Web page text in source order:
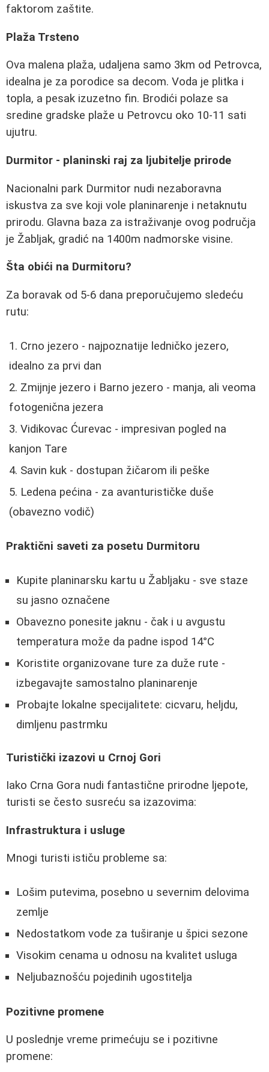
faktorom zaštite.
Plaža Trsteno
Ova malena plaža, udaljena samo 3km od Petrovca,
idealna je za porodice sa decom. Voda je plitka i
topla, a pesak izuzetno fin. Brodići polaze sa
sredine gradske plaže u Petrovcu oko 10-11 sati
ujutru.
Durmitor - planinski raj za ljubitelje prirode
Nacionalni park Durmitor nudi nezaboravna
iskustva za sve koji vole planinarenje i netaknutu
prirodu. Glavna baza za istraživanje ovog područja
je Žabljak, gradić na 1400m nadmorske visine.
Šta obići na Durmitoru?
Za boravak od 5-6 dana preporučujemo sledeću
rutu:
Crno jezero - najpoznatije ledničko jezero,
idealno za prvi dan
Zmijnje jezero i Barno jezero - manja, ali veoma
fotogenična jezera
Vidikovac Ćurevac - impresivan pogled na
kanjon Tare
Savin kuk - dostupan žičarom ili peške
Ledena pećina - za avanturističke duše
(obavezno vodič)
Praktični saveti za posetu Durmitoru
Kupite planinarsku kartu u Žabljaku - sve staze
su jasno označene
Obavezno ponesite jaknu - čak i u avgustu
temperatura može da padne ispod 14°C
Koristite organizovane ture za duže rute -
izbegavajte samostalno planinarenje
Probajte lokalne specijalitete: cicvaru, heljdu,
dimljenu pastrmku
Turistički izazovi u Crnoj Gori
Iako Crna Gora nudi fantastične prirodne ljepote,
turisti se često susreću sa izazovima:
Infrastruktura i usluge
Mnogi turisti ističu probleme sa:
Lošim putevima, posebno u severnim delovima
zemlje
Nedostatkom vode za tuširanje u špici sezone
Visokim cenama u odnosu na kvalitet usluga
Neljubaznošću pojedinih ugostitelja
Pozitivne promene
U poslednje vreme primećuju se i pozitivne
promene: